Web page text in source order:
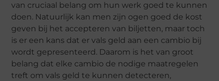
van cruciaal belang om hun werk goed te kunnen
doen. Natuurlijk kan men zijn ogen goed de kost
geven bij het accepteren van biljetten, maar toch
is er een kans dat er vals geld aan een cambio bij
wordt gepresenteerd. Daarom is het van groot
belang dat elke cambio de nodige maatregelen
treft om vals geld te kunnen detecteren,